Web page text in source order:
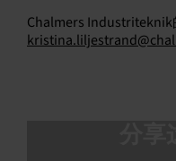
Chalmers